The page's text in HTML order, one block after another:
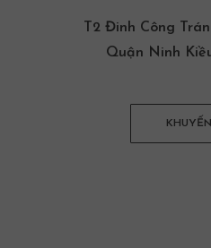
T2 Đinh Công
Quận Ninh